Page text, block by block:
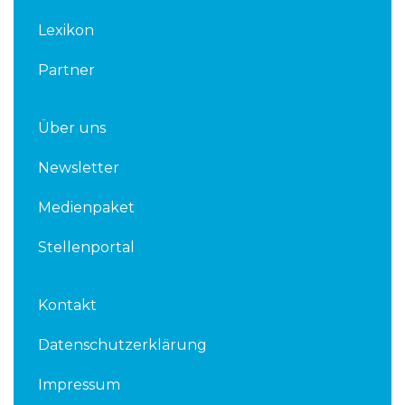
Lexikon
Partner
Über uns
Newsletter
Medienpaket
Stellenportal
Kontakt
Datenschutzerklärung
Impressum